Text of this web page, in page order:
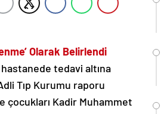
Olarak Belirlendi
tedavi altına
Tıp Kurumu raporu
çocukları Kadir Muhammet